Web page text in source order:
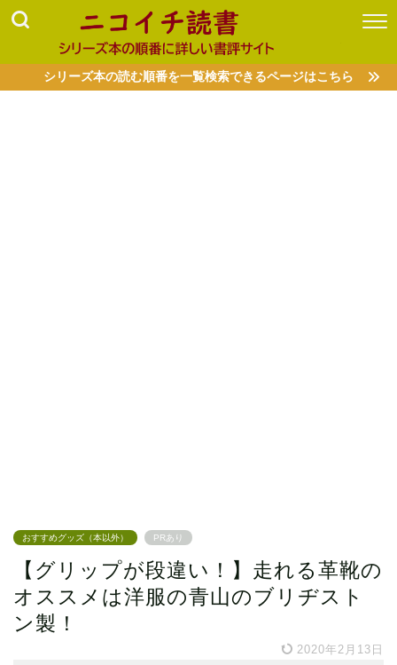
シリーズ本の読む順番を一覧検索できるページはこちら
おすすめグッズ（本以外） PRあり
【グリップが段違い！】走れる革靴の
オススメは洋服の青山のブリヂスト
ン製！
2020年2月13日